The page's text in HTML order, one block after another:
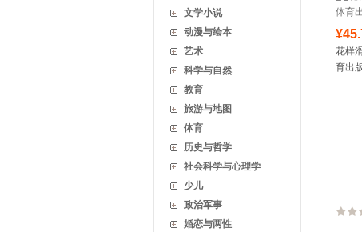
文学小说
动漫与绘本
艺术
科学与自然
教育
旅游与地图
体育
历史与哲学
社会科学与心理学
少儿
政治军事
婚恋与两性
花样
育出